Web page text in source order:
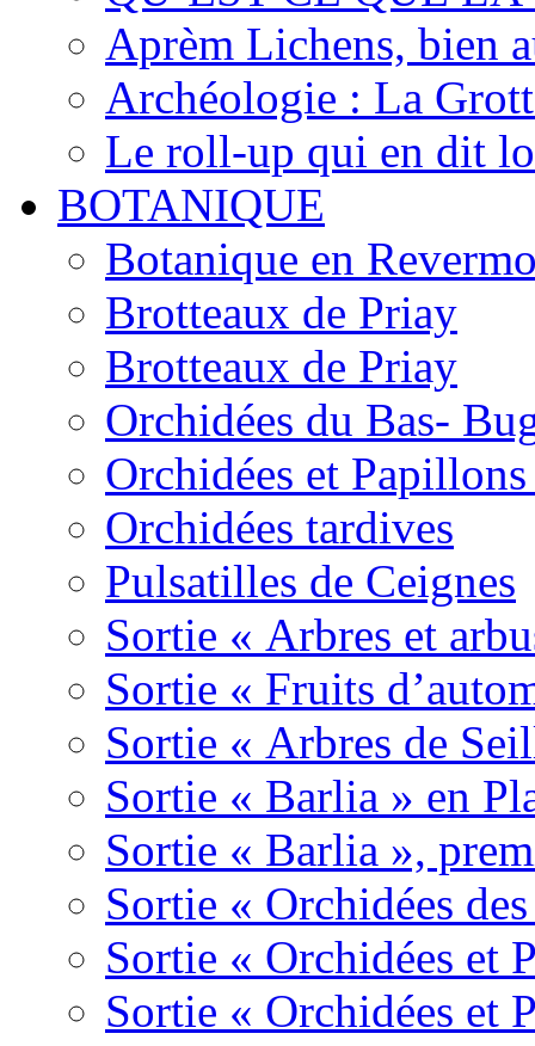
Aprèm Lichens, bien
Archéologie : La
Le roll-up qui en dit
BOTANIQUE
Botanique en
Brotteaux de Priay
Brotteaux de Priay
Orchidées du Bas-
Orchidées et
Orchidées tardives
Pulsatilles de Ceignes
Sortie « Arbres et
Sortie « Fruits
Sortie « Arbres de
Sortie « Barlia » en
Sortie « Barlia »,
Sortie « Orchidées
Sortie « Orchidées et
Sortie « Orchidées et